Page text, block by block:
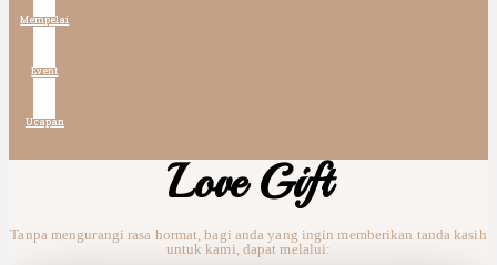
Mempelai
Event
Ucapan
Love Gift
Tanpa mengurangi rasa hormat, bagi anda yang ingin memberikan tanda kasih
untuk kami, dapat melalui: